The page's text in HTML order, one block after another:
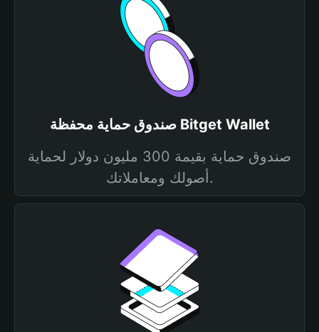
صندوق حماية محفظة Bitget Wallet
صندوق حماية بقيمة 300 مليون دولار لحماية
أصولك ومعاملاتك.